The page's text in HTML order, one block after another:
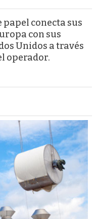
conecta sus
con sus
Unidos a través
operador.